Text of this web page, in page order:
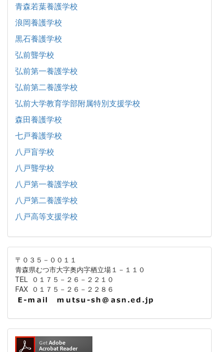
青森若葉養護学校
浪岡養護学校
黒石養護学校
弘前聾学校
弘前第一養護学校
弘前第二養護学校
弘前大学教育学部附属特別支援学校
森田養護学校
七戸養護学校
八戸盲学校
八戸聾学校
八戸第一養護学校
八戸第二養護学校
八戸高等支援学校
〒０３５－００１１
青森県むつ市大字奥内字栖立場１－１１０
TEL ０１７５－２６－２２１０
FAX ０１７５－２６－２２８６